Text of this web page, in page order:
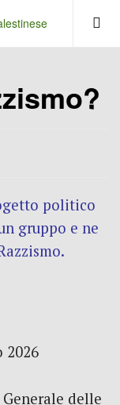
politico
gruppo e ne
2026
Generale delle